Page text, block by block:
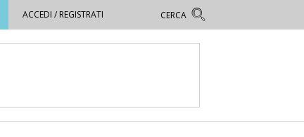
ACCEDI / REGISTRATI